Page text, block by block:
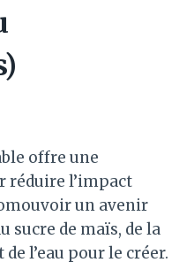
offre une
réduire l’impact
un avenir
sucre de maïs, de la
l’eau pour le créer.